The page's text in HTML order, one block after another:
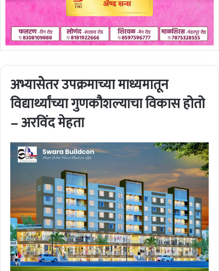
अभ्यासेेतर उपक्रमाच्या माध्यमातून
विद्यार्थ्यांच्या गुणकौशल्याचा विकास होतो
– अरविंद मेहता